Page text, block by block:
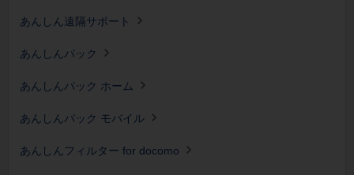
あんしん遠隔サポート
あんしんパック
あんしんパック ホーム
あんしんパック モバイル
あんしんフィルター for docomo